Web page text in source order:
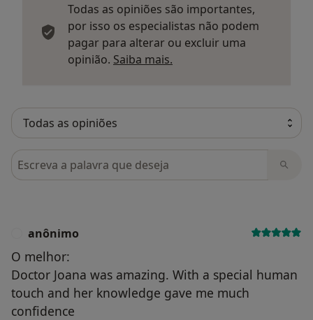
Todas as opiniões são importantes,
por isso os especialistas não podem
pagar para alterar ou excluir uma
opinião. Saiba mais.
Pesquisar em opiniões
anônimo
O melhor:
Doctor Joana was amazing. With a special human
touch and her knowledge gave me much
confidence